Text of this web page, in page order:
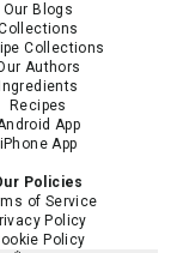
Our Blogs
Collections
Authors
Ingredients
Recipes
App
iPhone App
Policies
of Service
Policy
Policy